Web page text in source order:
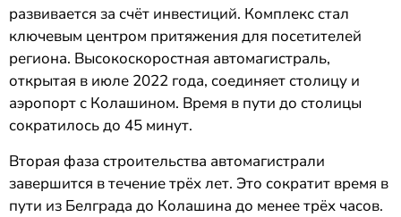
развивается за счёт инвестиций. Комплекс стал
ключевым центром притяжения для посетителей
региона. Высокоскоростная автомагистраль,
открытая в июле 2022 года, соединяет столицу и
аэропорт с Колашином. Время в пути до столицы
сократилось до 45 минут.
Вторая фаза строительства автомагистрали
завершится в течение трёх лет. Это сократит время в
пути из Белграда до Колашина до менее трёх часов.